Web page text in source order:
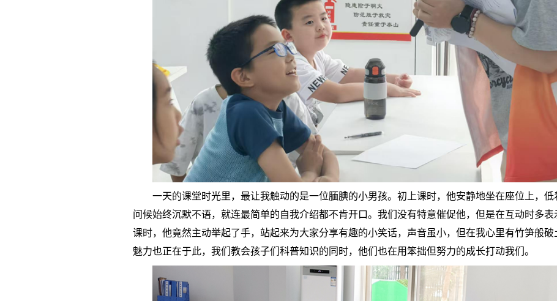
一天的课堂时光里，最让我触动的是一位腼腆的小男孩。初上课时，他安静地坐在座位上，
问候始终沉默不语，就连最简单的自我介绍都不肯开口。我们没有特意催促他，但是在互动时多
课时，他竟然主动举起了手，站起来为大家分享有趣的小笑话，声音虽小，但在我心里有竹笋般
魅力也正在于此， 我们教会孩子们科普知识的同时，他们也在用笨拙但努力的成长打动我们。